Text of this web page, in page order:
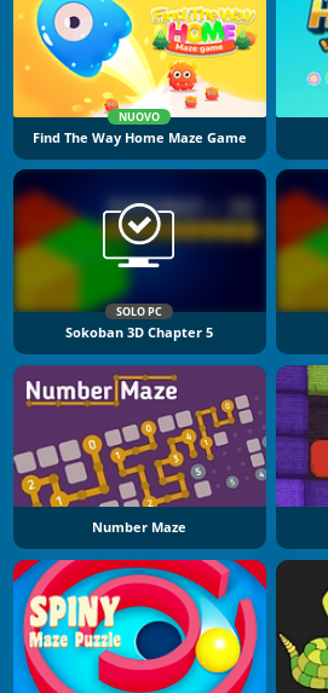
NUOVO
Find The Way Home Maze Game
SOLO PC
Sokoban 3D Chapter 5
Number Maze